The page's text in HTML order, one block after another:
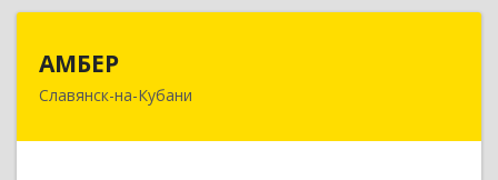
АМБЕР
Славянск-на-Кубани
353562, Краснодарский край, Славянский р-н,